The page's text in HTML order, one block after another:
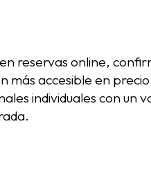
reservas online,
más accesible en
individuales con un